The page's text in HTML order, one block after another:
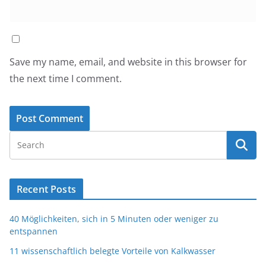
Save my name, email, and website in this browser for
the next time I comment.
Recent Posts
40 Möglichkeiten, sich in 5 Minuten oder weniger zu
entspannen
11 wissenschaftlich belegte Vorteile von Kalkwasser